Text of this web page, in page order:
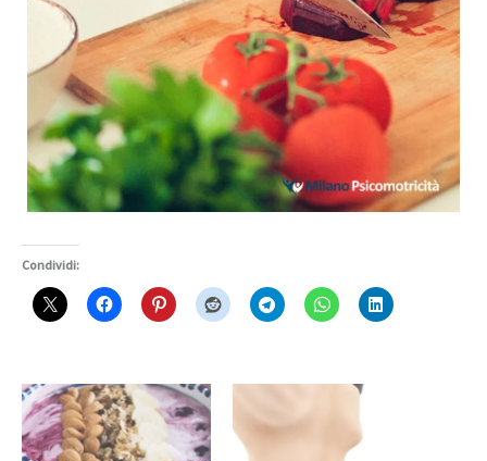
Condividi: